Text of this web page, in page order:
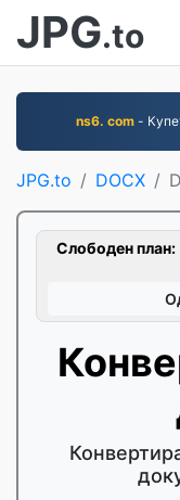
JPG.to
ns6. com-
JPG.to DOCX
Слободен план: